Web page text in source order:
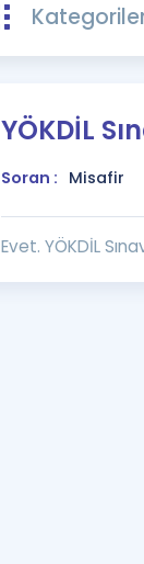
YÖKDİL
Soran : Misafir
Evet. YÖKDİL